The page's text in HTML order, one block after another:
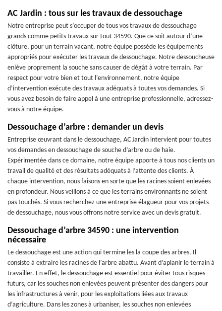
AC Jardin : tous sur les travaux de dessouchage
Notre entreprise peut s’occuper de tous vos travaux de dessouchage
grands comme petits travaux sur tout 34590. Que ce soit autour d’une
clôture, pour un terrain vacant, notre équipe possède les équipements
appropriés pour exécuter les travaux de dessouchage. Notre dessoucheuse
enlève proprement la souche sans causer de dégât à votre terrain. Par
respect pour votre bien et tout l’environnement, notre équipe
d’intervention exécute des travaux adéquats à toutes vos demandes. Si
vous avez besoin de faire appel à une entreprise professionnelle, adressez-
vous à notre équipe.
Dessouchage d’arbre : demander un devis
Entreprise œuvrant dans le dessouchage, AC Jardin intervient pour toutes
vos demandes en dessouchage de souche d’arbre ou de haie.
Expérimentée dans ce domaine, notre équipe apporte à tous nos clients un
travail de qualité et des résultats adéquats à l’attente des clients. À
chaque intervention, nous faisons en sorte que les racines soient enlevées
en profondeur. Nous veillons à ce que les terrains environnants ne soient
pas touchés. Si vous recherchez une entreprise élagueur pour vos projets
de dessouchage, nous vous offrons notre service avec un devis gratuit.
Dessouchage d’arbre 34590 : une intervention
nécessaire
Le dessouchage est une action qui termine les la coupe des arbres. Il
consiste à extraire les racines de l’arbre abattu. Avant d’aplanir le terrain à
travailler. En effet, le dessouchage est essentiel pour éviter tous risques
futurs, car les souches non enlevées peuvent présenter des dangers pour
les infrastructures à venir, pour les exploitations liées aux travaux
d’agriculture. Dans les zones à urbaniser, les souches non enlevées